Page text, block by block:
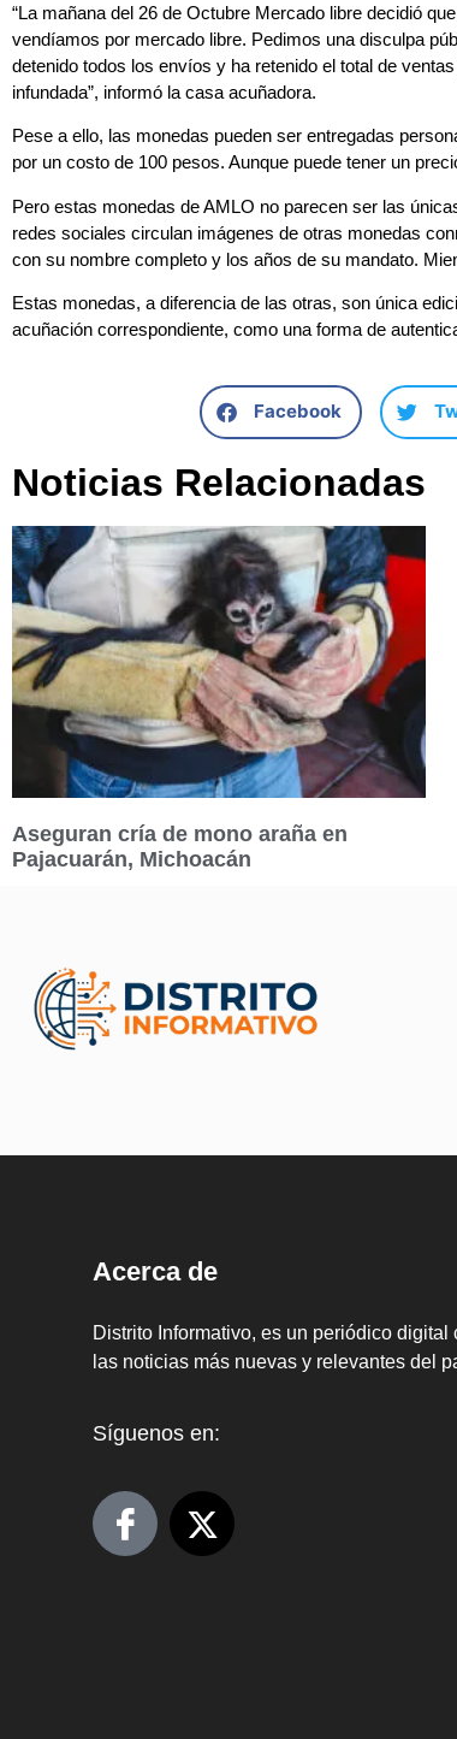
“La mañana del 26 de Octubre Mercado libre decidió
vendíamos por mercado libre. Pedimos una disculpa
detenido todos los envíos y ha retenido el total de
infundada”, informó la casa acuñadora.
Pese a ello, las monedas pueden ser entregadas
por un costo de 100 pesos. Aunque puede tener un
Pero estas monedas de AMLO no parecen ser las
redes sociales circulan imágenes de otras monedas
con su nombre completo y los años de su mandato.
Estas monedas, a diferencia de las otras, son única
acuñación correspondiente, como una forma de
Facebook
Noticias Relacionadas
Aseguran cría de mono araña en
Pajacuarán, Michoacán
Acerca de
Distrito Informativo, es un periódico digital
las noticias más nuevas y relevantes del
Síguenos en: